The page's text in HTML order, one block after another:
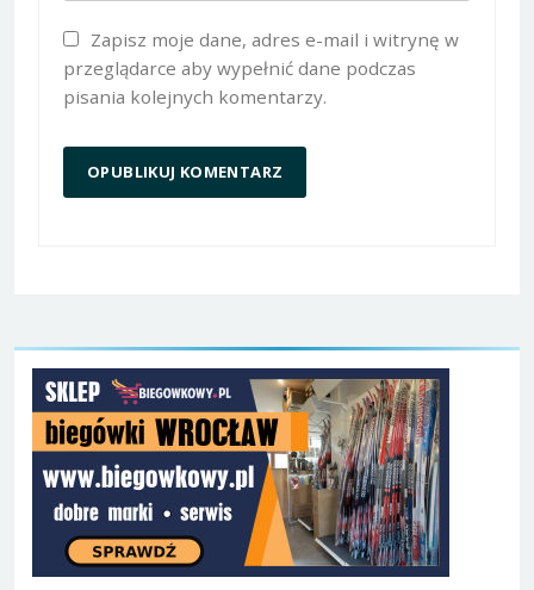
Zapisz moje dane, adres e-mail i witrynę w
przeglądarce aby wypełnić dane podczas
pisania kolejnych komentarzy.